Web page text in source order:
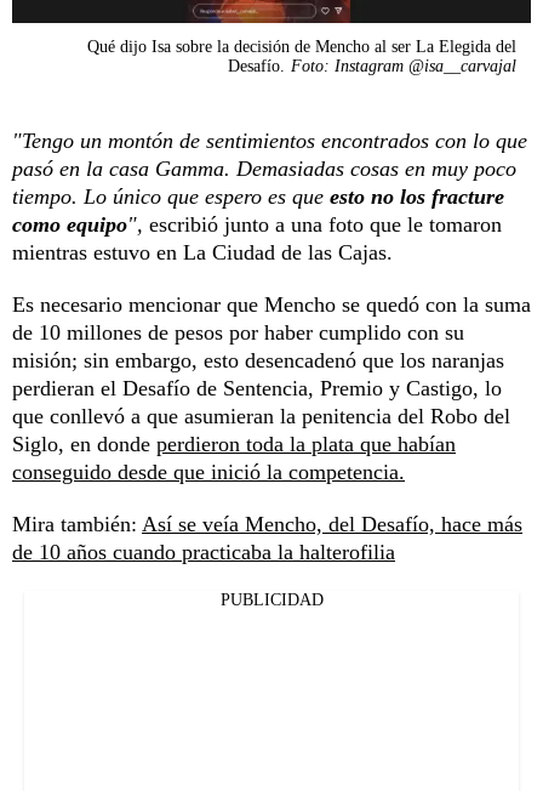
Qué dijo Isa sobre la decisión de Mencho al ser La Elegida del
Desafío. Foto: Instagram @isa__carvajal
"Tengo un montón de sentimientos encontrados con lo que
pasó en la casa Gamma. Demasiadas cosas en muy poco
tiempo. Lo único que espero es que esto no los fracture
como equipo", escribió junto a una foto que le tomaron
mientras estuvo en La Ciudad de las Cajas.
Es necesario mencionar que Mencho se quedó con la suma
de 10 millones de pesos por haber cumplido con su
misión; sin embargo, esto desencadenó que los naranjas
perdieran el Desafío de Sentencia, Premio y Castigo, lo
que conllevó a que asumieran la penitencia del Robo del
Siglo, en donde perdieron toda la plata que habían
conseguido desde que inició la competencia.
Mira también: Así se veía Mencho, del Desafío, hace más
de 10 años cuando practicaba la halterofilia
PUBLICIDAD